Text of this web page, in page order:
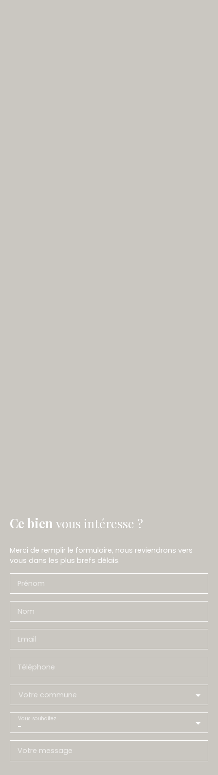
Ce bien vous intéresse ?
Merci de remplir le formulaire, nous reviendrons vers
vous dans les plus brefs délais.
Prénom
Nom
Email
Téléphone
Votre commune
-
Vous souhaitez
Votre message